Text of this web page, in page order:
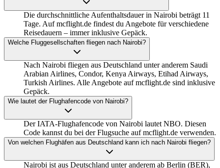
Die durchschnittliche Aufenthaltsdauer in Nairobi beträgt 11
Tage. Auf mcflight.de findest du Angebote für verschiedene
Reisedauern – immer inklusive Gepäck.
Welche Fluggesellschaften fliegen nach Nairobi?
Nach Nairobi fliegen aus Deutschland unter anderem Saudi
Arabian Airlines, Condor, Kenya Airways, Etihad Airways,
Turkish Airlines. Alle Angebote auf mcflight.de sind inklusive
Gepäck.
Wie lautet der Flughafencode von Nairobi?
Der IATA-Flughafencode von Nairobi lautet NBO. Diesen
Code kannst du bei der Flugsuche auf mcflight.de verwenden.
Von welchen Flughäfen aus Deutschland kann ich nach Nairobi fliegen?
Nairobi ist aus Deutschland unter anderem ab Berlin (BER),